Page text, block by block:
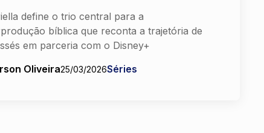
define o trio central para a
bíblica que reconta a trajetória de
em parceria com o Disney+
Oliveira25/03/2026Séries